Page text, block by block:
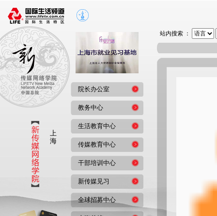
站内搜索 ：
上
海
院长办公室
教务中心
生活教育中心
传媒教育中心
干部培训中心
新传媒见习
全球招募中心